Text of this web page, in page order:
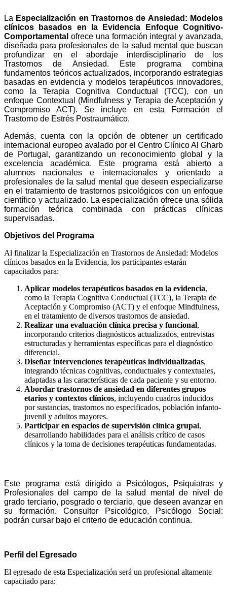
La Especialización en Trastornos de Ansiedad: Modelos
clínicos basados en la Evidencia Enfoque Cognitivo-
Comportamental ofrece una formación integral y avanzada,
diseñada para profesionales de la salud mental que buscan
profundizar en el abordaje interdisciplinario de los
Trastornos de Ansiedad. Este programa combina
fundamentos teóricos actualizados, incorporando estrategias
basadas en evidencia y modelos terapéuticos innovadores,
como la Terapia Cognitiva Conductual (TCC), con un
enfoque Contextual (Mindfulness y Terapia de Aceptación y
Compromiso ACT). Se incluye en esta Formación el
Trastorno de Estrés Postraumático.
Además, cuenta con la opción de obtener un certificado
internacional europeo avalado por el Centro Clínico Al Gharb
de Portugal, garantizando un reconocimiento global y la
excelencia académica. Este programa está abierto a
alumnos nacionales e internacionales y orientado a
profesionales de la salud mental que deseen especializarse
en el tratamiento de trastornos psicológicos con un enfoque
científico y actualizado. La especialización ofrece una sólida
formación teórica combinada con prácticas clínicas
supervisadas.
Objetivos del Programa
Al finalizar la Especialización en Trastornos de Ansiedad: Modelos
clínicos basados en la Evidencia, los participantes estarán
capacitados para:
Aplicar modelos terapéuticos basados en la evidencia,
como la Terapia Cognitiva Conductual (TCC), la Terapia de
Aceptación y Compromiso (ACT) y el enfoque Mindfulness,
en el tratamiento de diversos trastornos de ansiedad.
Realizar una evaluación clínica precisa y funcional,
incorporando criterios diagnósticos actualizados, entrevistas
estructuradas y herramientas específicas para el diagnóstico
diferencial.
Diseñar intervenciones terapéuticas individualizadas,
integrando técnicas cognitivas, conductuales y contextuales,
adaptadas a las características de cada paciente y su entorno.
Abordar trastornos de ansiedad en diferentes grupos
etarios y contextos clínicos, incluyendo cuadros inducidos
por sustancias, trastornos no especificados, población infanto-
juvenil y adultos mayores.
Participar en espacios de supervisión clínica grupal,
desarrollando habilidades para el análisis crítico de casos
clínicos y la toma de decisiones terapéuticas fundamentadas.
Este programa está dirigido a Psicólogos, Psiquiatras y
Profesionales del campo de la salud mental de nivel de
grado terciario, posgrado o terciario, que deseen avanzar en
su formación. Consultor Psicológico, Psicólogo Social:
podrán cursar bajo el criterio de educación continua.
Perfil del Egresado
El egresado de esta Especialización será un profesional altamente
capacitado para: